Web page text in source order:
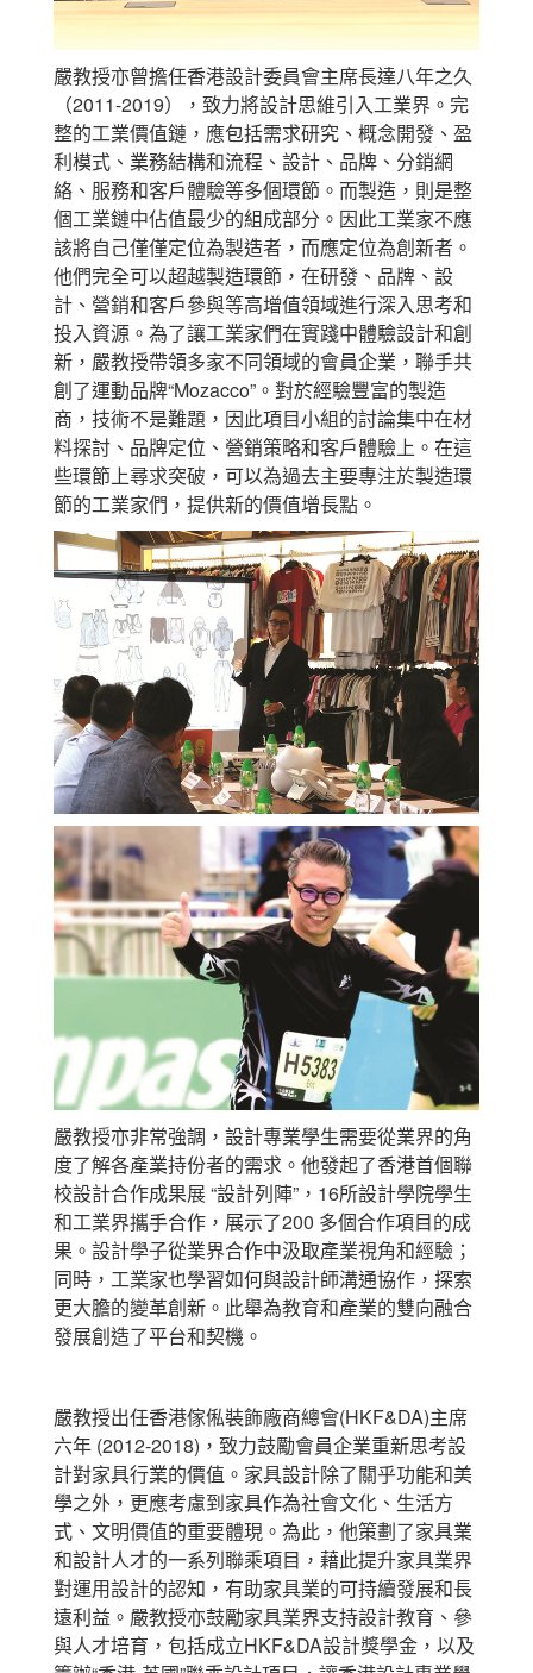
嚴教授亦曾擔任香港設計委員會主席長達八年之久
（2011-2019），致力將設計思維引入工業界。完
整的工業價值鏈，應包括需求研究、概念開發、盈
利模式、業務結構和流程、設計、品牌、分銷網
絡、服務和客戶體驗等多個環節。而製造，則是整
個工業鏈中佔值最少的組成部分。因此工業家不應
該將自己僅僅定位為製造者，而應定位為創新者。
他們完全可以超越製造環節，在研發、品牌、設
計、營銷和客戶參與等高增值領域進行深入思考和
投入資源。為了讓工業家們在實踐中體驗設計和創
新，嚴教授帶領多家不同領域的會員企業，聯手共
創了運動品牌“Mozacco”。對於經驗豐富的製造
商，技術不是難題，因此項目小組的討論集中在材
料探討、品牌定位、營銷策略和客戶體驗上。在這
些環節上尋求突破，可以為過去主要專注於製造環
節的工業家們，提供新的價值增長點。
嚴教授亦非常強調，設計專業學生需要從業界的角
度了解各產業持份者的需求。他發起了香港首個聯
校設計合作成果展 “設計列陣”，16所設計學院學生
和工業界攜手合作，展示了200 多個合作項目的成
果。設計學子從業界合作中汲取產業視角和經驗；
同時，工業家也學習如何與設計師溝通協作，探索
更大膽的變革創新。此舉為教育和產業的雙向融合
發展創造了平台和契機。
嚴教授出任香港傢俬裝飾廠商總會(HKF&DA)主席
六年 (2012-2018)，致力鼓勵會員企業重新思考設
計對家具行業的價值。家具設計除了關乎功能和美
學之外，更應考慮到家具作為社會文化、生活方
式、文明價值的重要體現。為此，他策劃了家具業
和設計人才的一系列聯乘項目，藉此提升家具業界
對運用設計的認知，有助家具業的可持續發展和長
遠利益。嚴教授亦鼓勵家具業界支持設計教育、參
與人才培育，包括成立HKF&DA設計獎學金，以及